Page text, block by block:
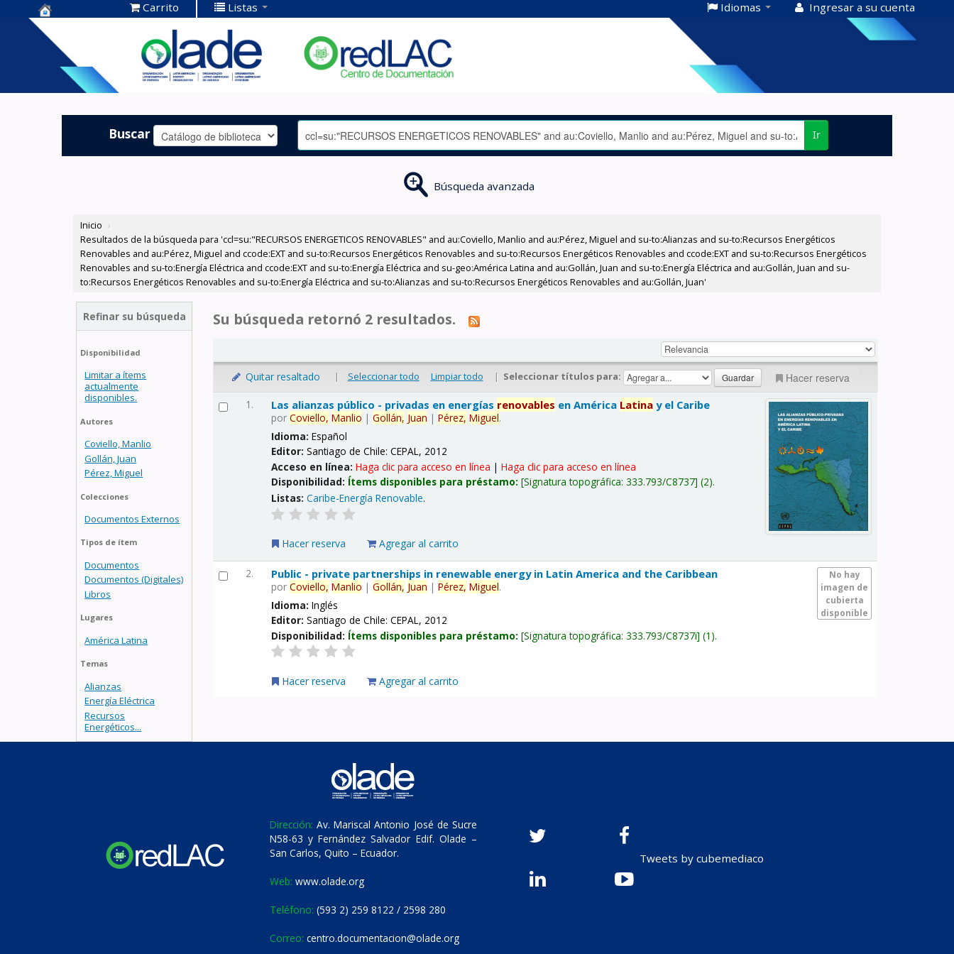
Centro de
Documentación
OLADE -
Carrito Listas Idiomas Ingresar a su cuenta
Buscar Ir
Búsqueda avanzada
Inicio ›
Resultados de la búsqueda para 'ccl=su:"RECURSOS ENERGETICOS RENOVABLES" and au:Coviello, Manlio and au:Pérez, Miguel and su-to:Alianzas and su-to:Recursos Energéticos
Renovables and au:Pérez, Miguel and ccode:EXT and su-to:Recursos Energéticos Renovables and su-to:Recursos Energéticos Renovables and ccode:EXT and su-to:Recursos Energéticos
Renovables and su-to:Energía Eléctrica and ccode:EXT and su-to:Energía Eléctrica and su-geo:América Latina and au:Gollán, Juan and su-to:Energía Eléctrica and au:Gollán, Juan and su-
to:Recursos Energéticos Renovables and su-to:Energía Eléctrica and su-to:Alianzas and su-to:Recursos Energéticos Renovables and au:Gollán, Juan'
Refinar su búsqueda
Disponibilidad
Limitar a ítems
actualmente
disponibles.
Autores
Coviello, Manlio
Gollán, Juan
Pérez, Miguel
Colecciones
Documentos Externos
Tipos de ítem
Documentos
Documentos (Digitales)
Libros
Lugares
América Latina
Temas
Alianzas
Energía Eléctrica
Recursos
Energéticos...
Su búsqueda retornó 2 resultados.
Quitar resaltado | Seleccionar todo Limpiar todo | Seleccionar títulos para: Hacer reserva
1. Las alianzas público - privadas en energías renovables en América Latina y el Caribe
porCoviello, Manlio |Gollán, Juan |Pérez, Miguel.
Idioma:Español
Editor:Santiago de Chile: CEPAL, 2012
Acceso en línea:Haga clic para acceso en línea |Haga clic para acceso en línea
Disponibilidad: Ítems disponibles para préstamo: Signatura topográfica:333.793/C8737 (2).
Listas: Caribe-Energía Renovable.
Hacer reserva Agregar al carrito
2.
No hay
imagen de
cubierta
disponible
Public - private partnerships in renewable energy in Latin America and the Caribbean
porCoviello, Manlio |Gollán, Juan |Pérez, Miguel.
Idioma:Inglés
Editor:Santiago de Chile: CEPAL, 2012
Disponibilidad: Ítems disponibles para préstamo: Signatura topográfica:333.793/C8737i (1).
Hacer reserva Agregar al carrito
Dirección: Av. Mariscal Antonio José de Sucre
N58-63 y Fernández Salvador Edif. Olade –
San Carlos, Quito – Ecuador.
Web: www.olade.org
Teléfono: (593 2) 259 8122 / 2598 280
Correo: centro.documentacion@olade.org
Tweets by cubemediaco